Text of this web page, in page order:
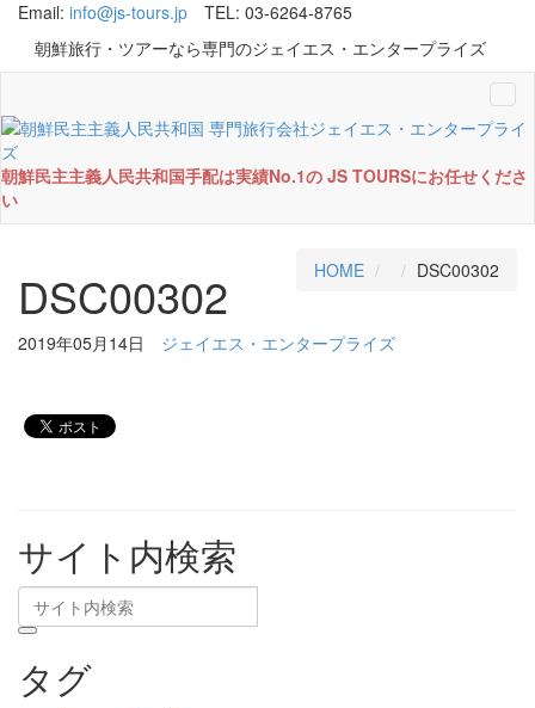
Email: info@js-tours.jp
TEL: 03-6264-8765
朝鮮旅行・ツアーなら専門のジェイエス・エンタープライズ
朝鮮民主主義人民共和国手配は実績No.1の JS TOURSにお任せくださ
い
DSC00302 HOME DSC00302
2019年05月14日 ジェイエス・エンタープライズ
サイト内検索
タグ